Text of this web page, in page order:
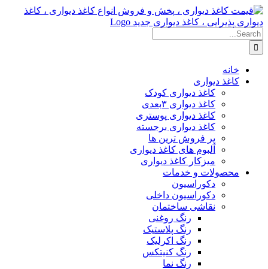
Skip
to
content
Search
for:
خانه
کاغذ دیواری
کاغذ دیواری کودک
کاغذ دیواری ۳بعدی
کاغذ دیواری پوستری
کاغذ دیواری برجسته
پر فروش ترین ها
آلبوم های کاغذ دیواری
میزکار کاغذ دیواری
محصولات و خدمات
دکوراسیون
دکوراسیون داخلی
نقاشی ساختمان
رنگ روغنی
رنگ پلاستیک
رنگ اکرلیک
رنگ کنیتکس
رنگ نما